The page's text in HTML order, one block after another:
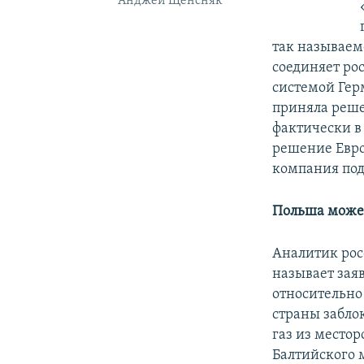
так
соединяет
системой
приняла
фактически
решение
компания
Польша
Аналитик
называет
страны
газ из